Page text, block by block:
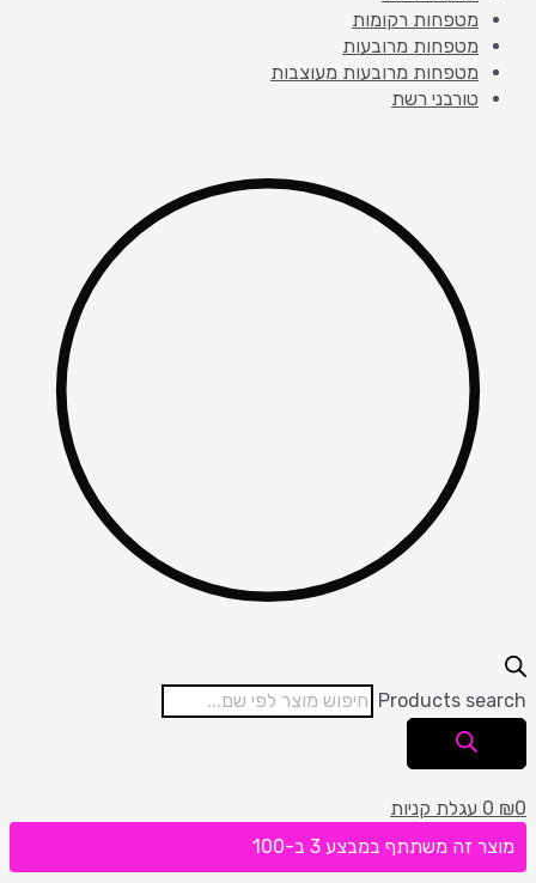
מטפחות רקומות
מטפחות מרובעות
מטפחות מרובעות מעוצבות
טורבני רשת
Products search
₪0
0 עגלת קניות
מוצר זה משתתף במבצע 3 ב-100